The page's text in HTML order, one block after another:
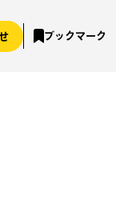
ブックマーク